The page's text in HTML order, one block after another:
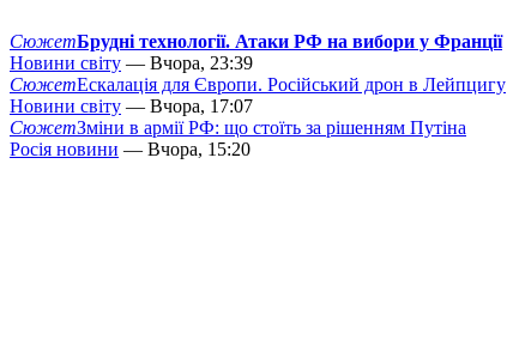
СюжетБрудні технології. Атаки РФ на вибори у Франції
Новини світу — Вчора, 23:39
СюжетЕскалація для Європи. Російський дрон в Лейпцигу
Новини світу — Вчора, 17:07
СюжетЗміни в армії РФ: що стоїть за рішенням Путіна
Росія новини — Вчора, 15:20